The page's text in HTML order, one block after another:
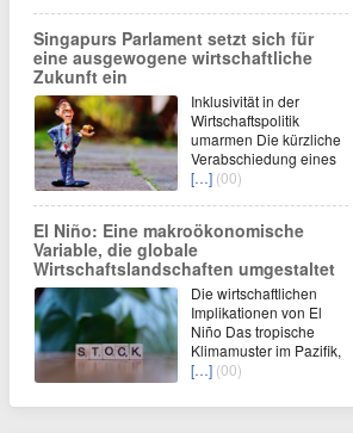
Singapurs Parlament setzt sich für
eine ausgewogene wirtschaftliche
Zukunft ein
Inklusivität in der
Wirtschaftspolitik
umarmen Die kürzliche
Verabschiedung eines
[…] (00)
El Niño: Eine makroökonomische
Variable, die globale
Wirtschaftslandschaften umgestaltet
Die wirtschaftlichen
Implikationen von El
Niño Das tropische
Klimamuster im Pazifik,
[…] (00)